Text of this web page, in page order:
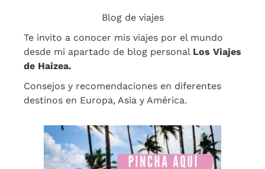
Blog de viajes
Te invito a conocer mis viajes por el mundo
desde mi apartado de blog personal Los Viajes
de Haizea.
Consejos y recomendaciones en diferentes
destinos en Europa, Asia y América.